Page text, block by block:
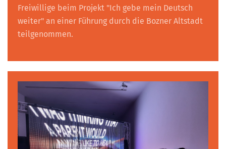
Freiwillige beim Projekt "Ich gebe mein Deutsch
weiter" an einer Führung durch die Bozner Altstadt
teilgenommen.